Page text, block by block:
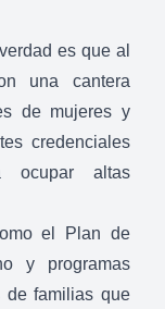
es que al
una cantera
de mujeres y
credenciales
ocupar altas
el Plan de
y programas
de familias que